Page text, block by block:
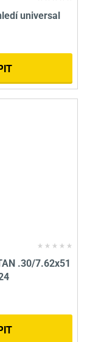
universal
.30/7.62x51